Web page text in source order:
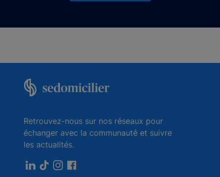
Retrouvez-nous sur nos réseaux pour
échanger avec la communauté et suivre
les actualités.